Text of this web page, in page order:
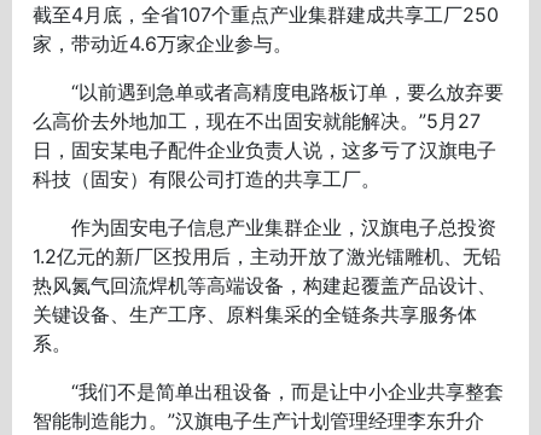
截至4月底，全省107个重点产业集群建成共享工厂250
家，带动近4.6万家企业参与。
“以前遇到急单或者高精度电路板订单，要么放弃要
么高价去外地加工，现在不出固安就能解决。”5月27
日，固安某电子配件企业负责人说，这多亏了汉旗电子
科技（固安）有限公司打造的共享工厂。
作为固安电子信息产业集群企业，汉旗电子总投资
1.2亿元的新厂区投用后，主动开放了激光镭雕机、无铅
热风氮气回流焊机等高端设备，构建起覆盖产品设计、
关键设备、生产工序、原料集采的全链条共享服务体
系。
“我们不是简单出租设备，而是让中小企业共享整套
智能制造能力。”汉旗电子生产计划管理经理李东升介